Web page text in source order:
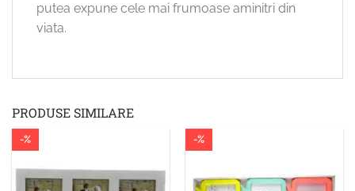
putea expune cele mai frumoase aminitri din
viata.
PRODUSE SIMILARE
-% -%